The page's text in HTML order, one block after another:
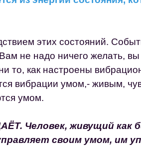
этих состояний.
не надо ничего желать,
то, как настроены
вибрации умом,- живым,
умом.
Человек, живущий как
своим умом, им